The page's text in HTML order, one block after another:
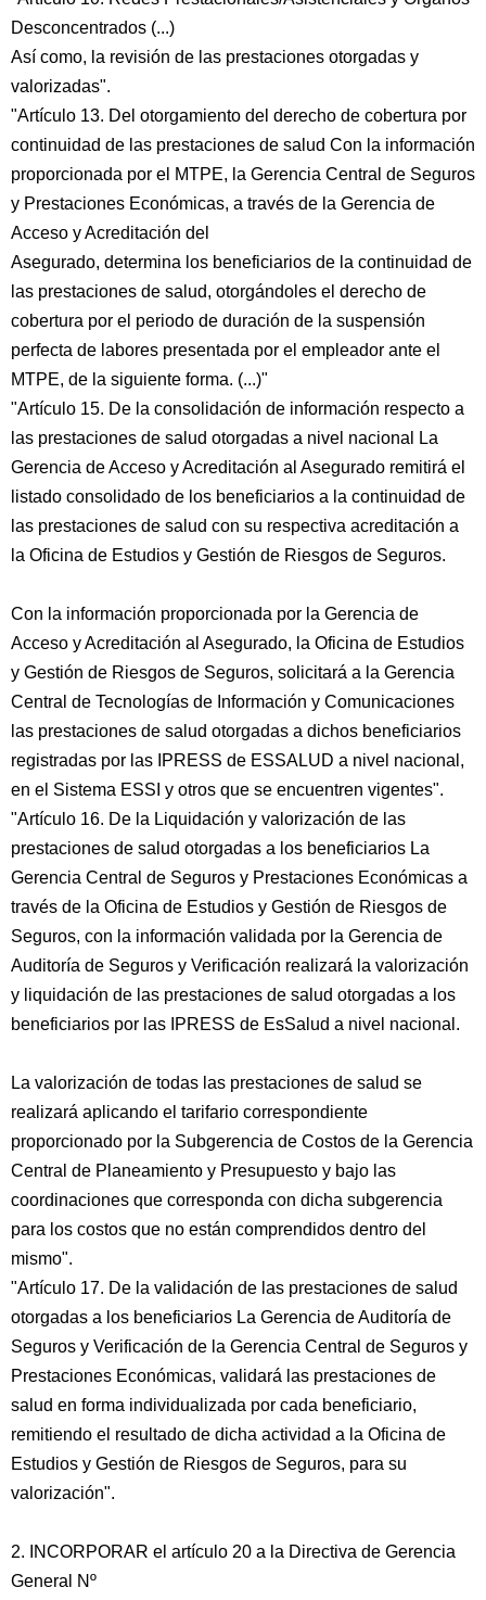
Desconcentrados (...)
Así como, la revisión de las prestaciones otorgadas y
valorizadas".
"Artículo 13. Del otorgamiento del derecho de cobertura por
continuidad de las prestaciones de salud Con la información
proporcionada por el MTPE, la Gerencia Central de Seguros
y Prestaciones Económicas, a través de la Gerencia de
Acceso y Acreditación del
Asegurado, determina los beneficiarios de la continuidad de
las prestaciones de salud, otorgándoles el derecho de
cobertura por el periodo de duración de la suspensión
perfecta de labores presentada por el empleador ante el
MTPE, de la siguiente forma. (...)"
"Artículo 15. De la consolidación de información respecto a
las prestaciones de salud otorgadas a nivel nacional La
Gerencia de Acceso y Acreditación al Asegurado remitirá el
listado consolidado de los beneficiarios a la continuidad de
las prestaciones de salud con su respectiva acreditación a
la Oficina de Estudios y Gestión de Riesgos de Seguros.
Con la información proporcionada por la Gerencia de
Acceso y Acreditación al Asegurado, la Oficina de Estudios
y Gestión de Riesgos de Seguros, solicitará a la Gerencia
Central de Tecnologías de Información y Comunicaciones
las prestaciones de salud otorgadas a dichos beneficiarios
registradas por las IPRESS de ESSALUD a nivel nacional,
en el Sistema ESSI y otros que se encuentren vigentes".
"Artículo 16. De la Liquidación y valorización de las
prestaciones de salud otorgadas a los beneficiarios La
Gerencia Central de Seguros y Prestaciones Económicas a
través de la Oficina de Estudios y Gestión de Riesgos de
Seguros, con la información validada por la Gerencia de
Auditoría de Seguros y Verificación realizará la valorización
y liquidación de las prestaciones de salud otorgadas a los
beneficiarios por las IPRESS de EsSalud a nivel nacional.
La valorización de todas las prestaciones de salud se
realizará aplicando el tarifario correspondiente
proporcionado por la Subgerencia de Costos de la Gerencia
Central de Planeamiento y Presupuesto y bajo las
coordinaciones que corresponda con dicha subgerencia
para los costos que no están comprendidos dentro del
mismo".
"Artículo 17. De la validación de las prestaciones de salud
otorgadas a los beneficiarios La Gerencia de Auditoría de
Seguros y Verificación de la Gerencia Central de Seguros y
Prestaciones Económicas, validará las prestaciones de
salud en forma individualizada por cada beneficiario,
remitiendo el resultado de dicha actividad a la Oficina de
Estudios y Gestión de Riesgos de Seguros, para su
valorización".
2. INCORPORAR el artículo 20 a la Directiva de Gerencia
General Nº